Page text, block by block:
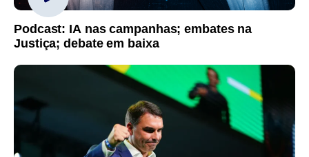
Podcast: IA nas campanhas; embates na
Justiça; debate em baixa